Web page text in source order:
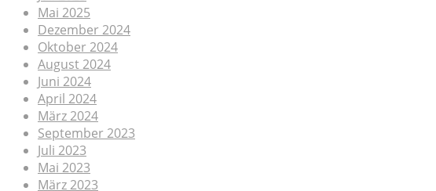
Mai 2025
Dezember 2024
Oktober 2024
August 2024
Juni 2024
April 2024
März 2024
September 2023
Juli 2023
Mai 2023
März 2023